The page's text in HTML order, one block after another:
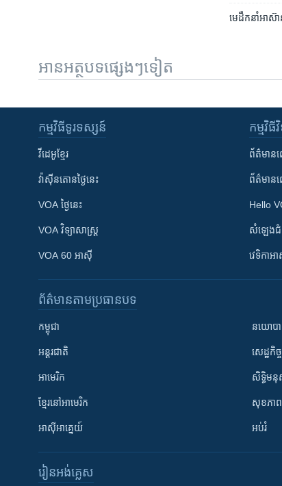
មេដឹកនាំ​អាស៊
អានអត្ថបទផ្សេងៗទៀត
កម្មវិធី​ទូរទស្សន៍
វីដេអូ​ខ្មែរ
វ៉ាស៊ីនតោន​ថ្ងៃ​នេះ
VOA ថ្ងៃនេះ
VOA ​វិទ្យាសាស្ត្រ
VOA 60 អាស៊ី
កម្មវិធី​
ព័ត៌មាន​
ព័ត៌មាន​​ព
Hello
សំឡេង​ជំ
វេទិកា​អ
ព័ត៌មាន​តាមប្រធានបទ​
កម្ពុជា
អន្តរជាតិ
អាមេរិក
ខ្មែរ​នៅអាមេរិក
អាស៊ីអាគ្នេយ៍
នយោប
សេដ្ឋកិច្ច
សិទ្ធិមនុ
សុខភាព
អប់រំ
រៀន​​អង់គ្លេស